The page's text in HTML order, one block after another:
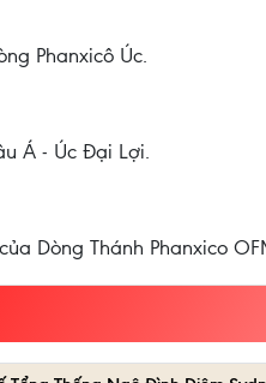
Phanxicô Úc.
Á - Úc Đại Lợi.
Dòng Thánh Phanxico